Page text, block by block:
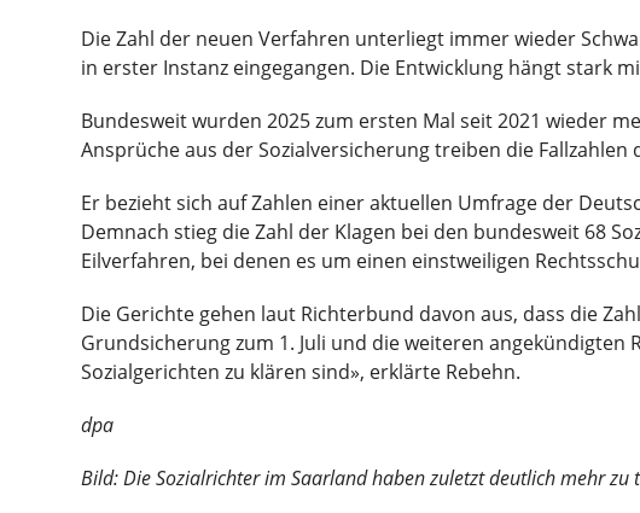
Die Zahl der neuen Verfahren unterliegt immer wieder
in erster Instanz eingegangen. Die Entwicklung hängt stark
Bundesweit wurden 2025 zum ersten Mal seit 2021 wieder
Ansprüche aus der Sozialversicherung treiben die
Er bezieht sich auf Zahlen einer aktuellen Umfrage der
Demnach stieg die Zahl der Klagen bei den bundesweit 68
Eilverfahren, bei denen es um einen einstweiligen
Die Gerichte gehen laut Richterbund davon aus, dass die
Grundsicherung zum 1. Juli und die weiteren
Sozialgerichten zu klären sind», erklärte Rebehn.
dpa
Bild: Die Sozialrichter im Saarland haben zuletzt deutlich mehr